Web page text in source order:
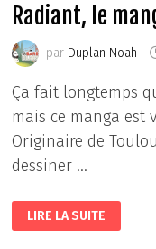
Radiant, le
par Duplan Noah
Ça fait longtemps
mais ce manga est
Originaire de
dessiner …
RADIANT,
LE
MANGA
LIRE LA SUITE